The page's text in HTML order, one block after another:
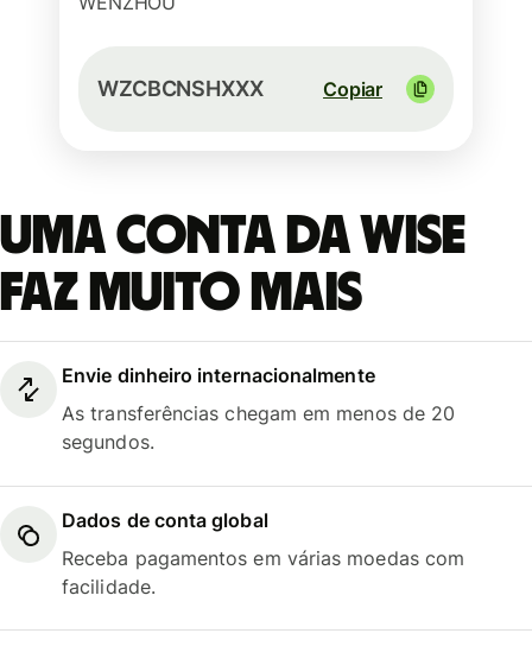
WZCBCNSHXXX Copiar
Uma conta da Wise
faz muito mais
Envie dinheiro internacionalmente
As transferências chegam em menos de 20
segundos.
Dados de conta global
Receba pagamentos em várias moedas com
facilidade.